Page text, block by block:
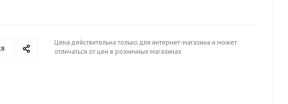
Цена действительна только для интернет-магазина и может
отличаться от цен в розничных магазинах